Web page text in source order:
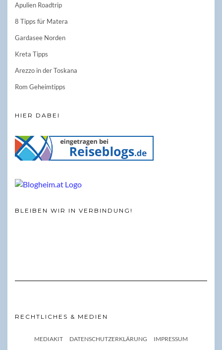
Apulien Roadtrip
8 Tipps für Matera
Gardasee Norden
Kreta Tipps
Arezzo in der Toskana
Rom Geheimtipps
HIER DABEI
BLEIBEN WIR IN VERBINDUNG!
RECHTLICHES & MEDIEN
MEDIAKIT DATENSCHUTZERKLÄRUNG IMPRESSUM